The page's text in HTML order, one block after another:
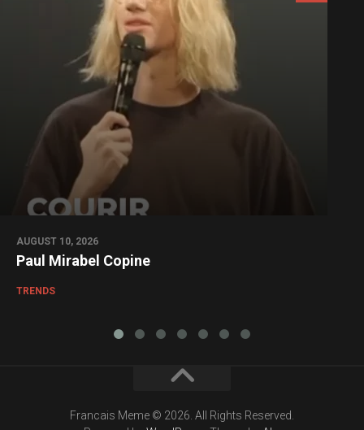
AUGUST 10, 2026
Paul Mirabel Copine
TRENDS
Francais Meme © 2026. All Rights Reserved.